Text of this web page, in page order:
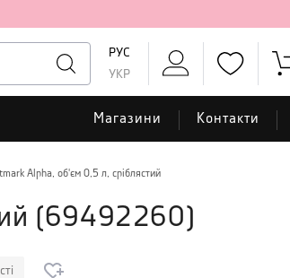
РУС
УКР
Магазини Контакти
Alpha, об'єм 0,5 л, сріблястий
(69492260 )